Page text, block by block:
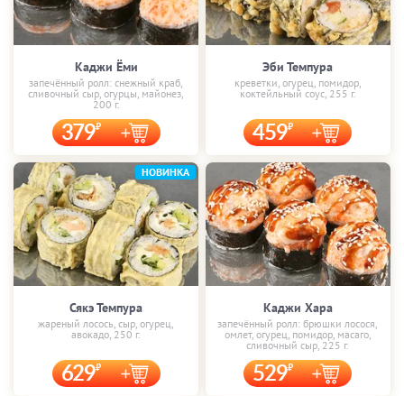
Каджи Ёми
запечённый ролл: снежный краб,
сливочный сыр, огурцы, майонез,
200 г.
379
Эби Темпура
креветки, огурец, помидор,
коктейльный соус, 255 г.
459
Сякэ Темпура
жареный лосось, сыр, огурец,
авокадо, 250 г.
629
НОВИНКА
Каджи Хара
запечённый ролл: брюшки лосося,
омлет, огурец, помидор, масаго,
сливочный сыр, 225 г.
529